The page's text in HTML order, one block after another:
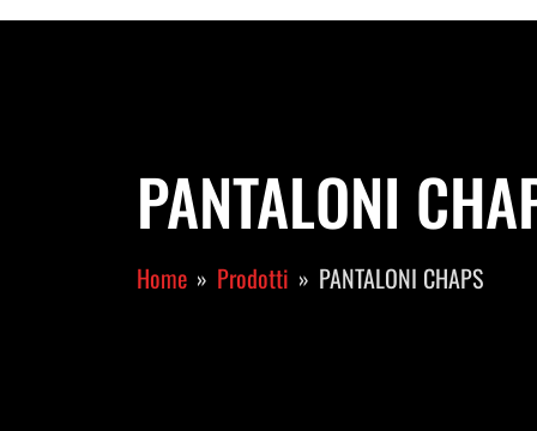
PANTALONI
Home Prodotti PANTALONI CHAPS